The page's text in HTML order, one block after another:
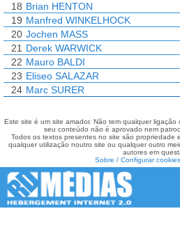
18 Brian HENTON
19 Manfred WINKELHOCK
20 Jochen MASS
21 Derek WARWICK
22 Mauro BALDI
23 Eliseo SALAZAR
24 Marc SURER
Este site é um site amador. Não tem qualquer
seu conteúdo não é aprovado nem
Todos os textos presentes no site são propriedade
qualquer utilização noutro site ou qualquer outro
autores em
Sobre / Configurar cookies